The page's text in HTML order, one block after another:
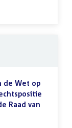
de Wet op
Raad van